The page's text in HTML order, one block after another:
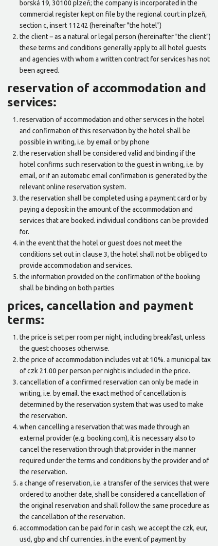
borská 19, 30100 plzeň; the company is incorporated in the
commercial register kept on file by the regional court in plzeň,
section c, insert 11242 (hereinafter "the hotel")
the client – as a natural or legal person (hereinafter "the client")
these terms and conditions generally apply to all hotel guests
and agencies with whom a written contract for services has not
been agreed.
reservation of accommodation and
services:
reservation of accommodation and other services in the hotel
and confirmation of this reservation by the hotel shall be
possible in writing, i.e. by email or by phone
the reservation shall be considered valid and binding if the
hotel confirms such reservation to the guest in writing, i.e. by
email, or if an automatic email confirmation is generated by the
relevant online reservation system.
the reservation shall be completed using a payment card or by
paying a deposit in the amount of the accommodation and
services that are booked. individual conditions can be provided
for.
in the event that the hotel or guest does not meet the
conditions set out in clause 3, the hotel shall not be obliged to
provide accommodation and services.
the information provided on the confirmation of the booking
shall be binding on both parties
prices, cancellation and payment
terms:
the price is set per room per night, including breakfast, unless
the guest chooses otherwise.
the price of accommodation includes vat at 10%. a municipal tax
of czk 21.00 per person per night is included in the price.
cancellation of a confirmed reservation can only be made in
writing, i.e. by email. the exact method of cancellation is
determined by the reservation system that was used to make
the reservation.
when cancelling a reservation that was made through an
external provider (e.g. booking.com), it is necessary also to
cancel the reservation through that provider in the manner
required under the terms and conditions by the provider and of
the reservation.
a change of reservation, i.e. a transfer of the services that were
ordered to another date, shall be considered a cancellation of
the original reservation and shall follow the same procedure as
the cancellation of the reservation.
accommodation can be paid for in cash; we accept the czk, eur,
usd, gbp and chf currencies. in the event of payment by